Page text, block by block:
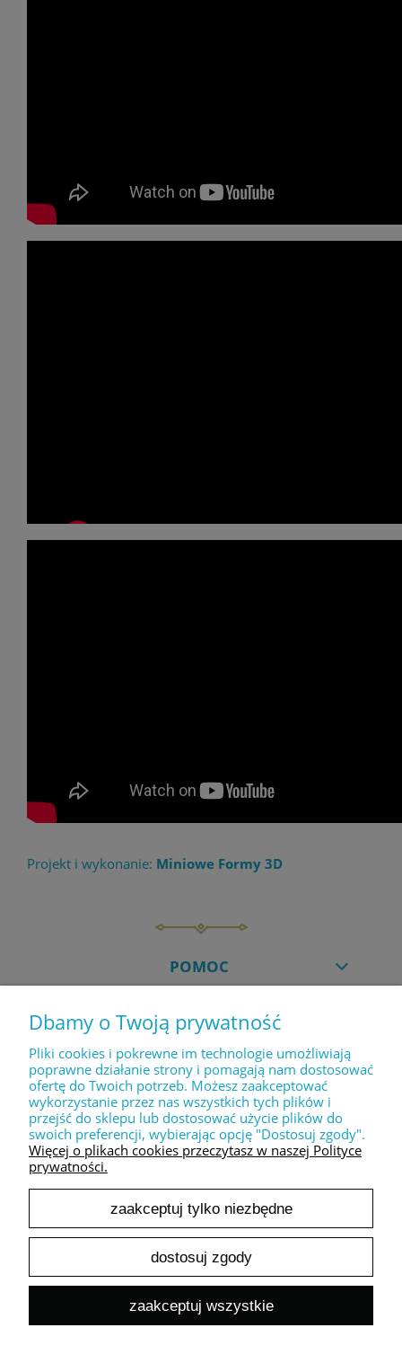
Projekt i wykonanie: Miniowe Formy 3D
POMOC
MOJE KONTO
PŁATNOŚCI I DOSTAWA
INFORMACJE
O NAS
pokaż pełną wersję strony
Sklep internetowy Shoper.pl
Dbamy o Twoją prywatność
Pliki cookies i pokrewne im technologie umożliwiają
poprawne działanie strony i pomagają nam dostosować
ofertę do Twoich potrzeb. Możesz zaakceptować
wykorzystanie przez nas wszystkich tych plików i
przejść do sklepu lub dostosować użycie plików do
swoich preferencji, wybierając opcję "Dostosuj zgody".
Więcej o plikach cookies przeczytasz w naszej Polityce
prywatności.
zaakceptuj tylko niezbędne
dostosuj zgody
zaakceptuj wszystkie